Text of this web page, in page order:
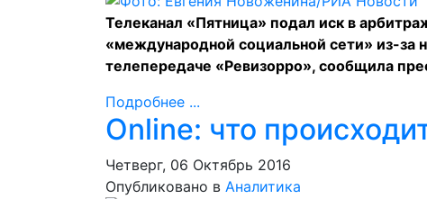
Телеканал «Пятница» подал иск в
«международной социальной сети» из-за
телепередаче «Ревизорро», сообщила
Подробнее ...
Online: что
Четверг, 06 Октябрь 2016
Опубликовано в Аналитика